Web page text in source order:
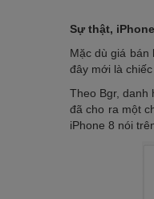
Sự thật,
Mặc dù giá bán
đây mới là chiếc
Theo Bgr, danh
đã cho ra một
iPhone 8 nói